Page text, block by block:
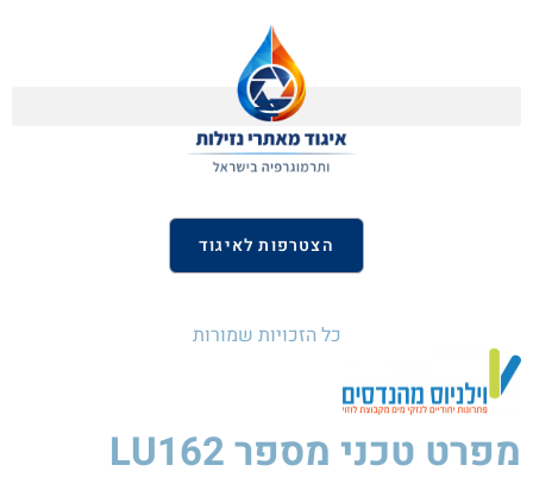
הצטרפות לאיגוד
כל הזכויות שמורות
מפרט טכני מספר LU162